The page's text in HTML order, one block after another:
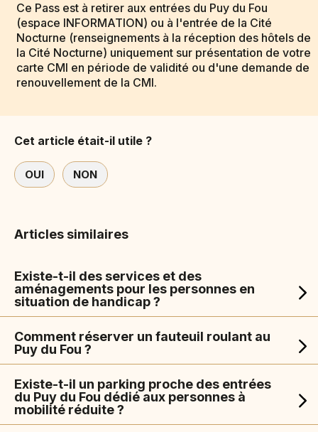
Ce Pass est à retirer aux entrées du Puy du Fou
(espace INFORMATION) ou à l'entrée de la Cité
Nocturne (renseignements à la réception des hôtels de
la Cité Nocturne) uniquement sur présentation de votre
carte CMI en période de validité ou d'une demande de
renouvellement de la CMI.
Cet article était-il utile ?
OUI NON
Articles similaires
Existe-t-il des services et des
aménagements pour les personnes en
situation de handicap ?
Comment réserver un fauteuil roulant au
Puy du Fou ?
Existe-t-il un parking proche des entrées
du Puy du Fou dédié aux personnes à
mobilité réduite ?